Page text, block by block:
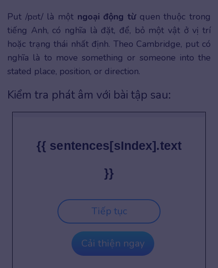
Put /pʊt/ là một ngoại động từquen thuộc trong
tiếng Anh, có nghĩa là đặt, để, bỏ một vật ở vị trí
hoặc trạng thái nhất định. Theo Cambridge, put có
nghĩa là to move something or someone into the
stated place, position, or direction.
Kiểm tra phát âm với bài tập sau:
{{ sentences[sIndex].text
}}
Tiếp tục
Cải thiện ngay